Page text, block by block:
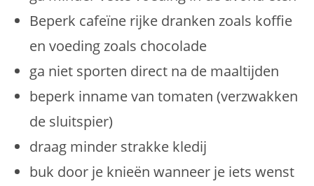
Beperk cafeïne rijke dranken zoals koffie
en voeding zoals chocolade
ga niet sporten direct na de maaltijden
beperk inname van tomaten (verzwakken
de sluitspier)
draag minder strakke kledij
buk door je knieën wanneer je iets wenst